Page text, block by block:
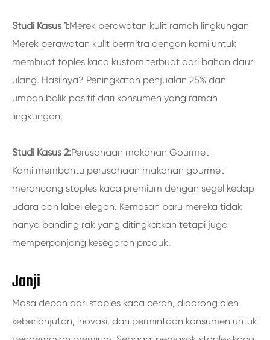
Studi Kasus 1:Merek perawatan kulit ramah lingkungan
Merek perawatan kulit bermitra dengan kami untuk
membuat toples kaca kustom terbuat dari bahan daur
ulang. Hasilnya? Peningkatan penjualan 25% dan
umpan balik positif dari konsumen yang ramah
lingkungan.
Studi Kasus 2:Perusahaan makanan Gourmet
Kami membantu perusahaan makanan gourmet
merancang stoples kaca premium dengan segel kedap
udara dan label elegan. Kemasan baru mereka tidak
hanya banding rak yang ditingkatkan tetapi juga
memperpanjang kesegaran produk.
Janji
Masa depan dari stoples kaca cerah, didorong oleh
keberlanjutan, inovasi, dan permintaan konsumen untuk